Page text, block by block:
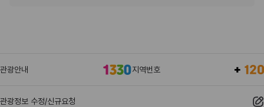
관광안내 지역번호
관광정보 수정/신규요청